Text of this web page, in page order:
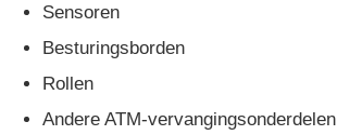
ATM-reserveonderdelen
Geldautomaat
Sensoren
Besturingsborden
Rollen
Andere ATM-vervangingsonderdelen